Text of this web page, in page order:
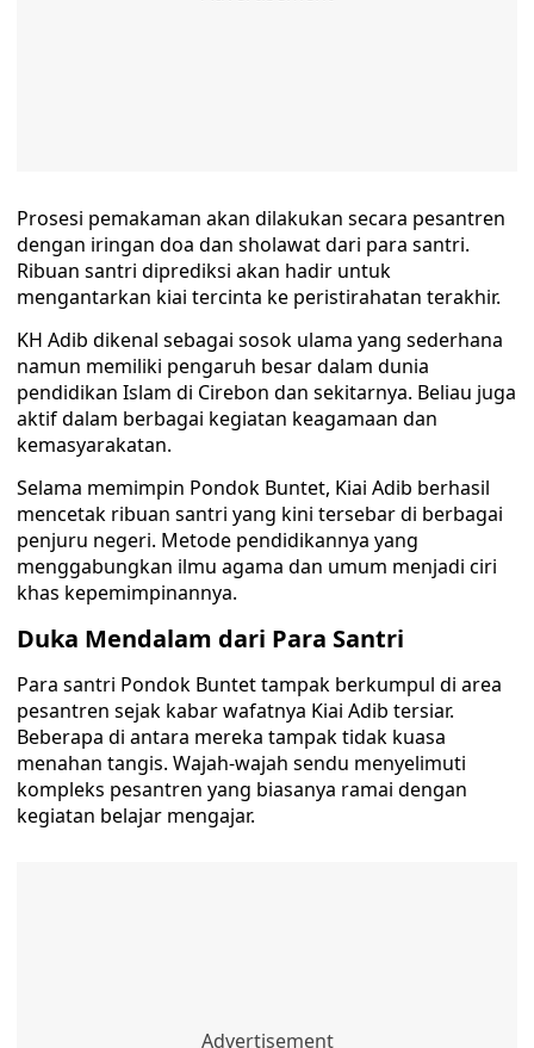
Prosesi pemakaman akan dilakukan secara pesantren
dengan iringan doa dan sholawat dari para santri.
Ribuan santri diprediksi akan hadir untuk
mengantarkan kiai tercinta ke peristirahatan terakhir.
KH Adib dikenal sebagai sosok ulama yang sederhana
namun memiliki pengaruh besar dalam dunia
pendidikan Islam di Cirebon dan sekitarnya. Beliau juga
aktif dalam berbagai kegiatan keagamaan dan
kemasyarakatan.
Selama memimpin Pondok Buntet, Kiai Adib berhasil
mencetak ribuan santri yang kini tersebar di berbagai
penjuru negeri. Metode pendidikannya yang
menggabungkan ilmu agama dan umum menjadi ciri
khas kepemimpinannya.
Duka Mendalam dari Para Santri
Para santri Pondok Buntet tampak berkumpul di area
pesantren sejak kabar wafatnya Kiai Adib tersiar.
Beberapa di antara mereka tampak tidak kuasa
menahan tangis. Wajah-wajah sendu menyelimuti
kompleks pesantren yang biasanya ramai dengan
kegiatan belajar mengajar.